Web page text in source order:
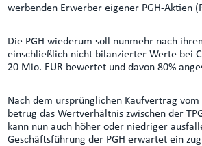
werbenden Erwerber eigener PGH-Aktien
Die PGH wiederum soll nunmehr nach
einschließlich nicht bilanzierter Werte bei
20 Mio. EUR bewertet und davon 80%
Nach dem ursprünglichen Kaufvertrag vom
betrug das Wertverhältnis zwischen der
kann nun auch höher oder niedriger
Geschäftsführung der PGH erwartet ein